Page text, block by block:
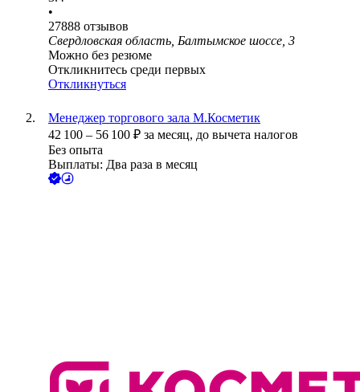
•
27888 отзывов
Свердловская область, Балтымское шоссе, 3
Можно без резюме
Откликнитесь среди первых
Откликнуться
Менеджер торгового зала М.Косметик
42 100 – 56 100 ₽ за месяц, до вычета налогов
Без опыта
Выплаты: Два раза в месяц